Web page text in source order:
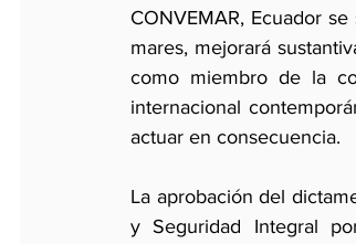
CONVEMAR, Ecuador
mares, mejorará
como miembro de la
internacional
actuar en consecuencia.
La aprobación del
y Seguridad Integral